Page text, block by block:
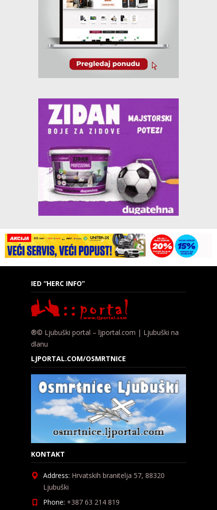
IED “HERC INFO”
®© Ljubuški portal – ljportal.com | Ljubuški na
dlanu
LJPORTAL.COM/OSMRTNICE
KONTAKT
Address: Hrvatskih branitelja 57, 88320
Ljubuški
Phone: +387 63 214 819